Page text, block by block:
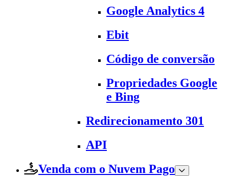
Google Analytics 4
Ebit
Código de conversão
Propriedades Google
e Bing
Redirecionamento 301
API
Venda com o Nuvem Pago